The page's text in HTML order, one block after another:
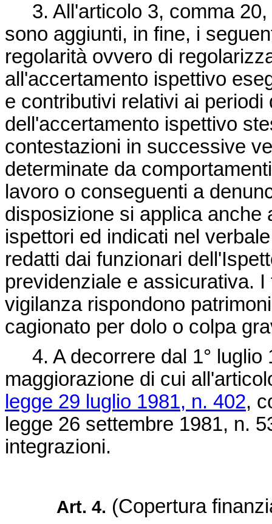
3. All'articolo 3, comma
sono aggiunti, in fine, i
regolarità ovvero di
all'accertamento ispettivo
e contributivi relativi ai
dell'accertamento ispettivo
contestazioni in successive
determinate da
lavoro o conseguenti a
disposizione si applica anche
ispettori ed indicati nel
redatti dai funzionari
previdenziale e assicurativa.
vigilanza rispondono
cagionato per dolo o colpa
4. A decorrere dal 1° luglio
maggiorazione di cui
legge 29 luglio 1981, n. 402,
legge 26 settembre 1981, n.
integrazioni.
Art. 4. (Copertura